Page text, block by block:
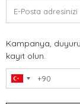
Kampanya,
kayıt olun.